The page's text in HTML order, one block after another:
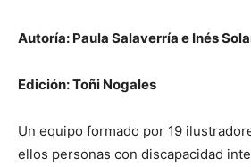
Autoría: Paula Salaverría e Inés
Edición: Toñi Nogales
Un equipo formado por 19
ellos personas con discapacidad